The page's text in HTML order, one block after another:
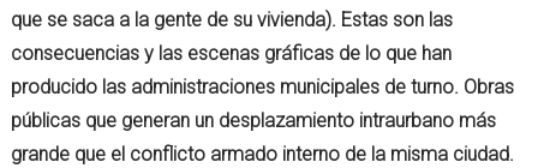
que se saca a la gente de su vivienda). Estas son las
consecuencias y las escenas gráficas de lo que han
producido las administraciones municipales de turno. Obras
públicas que generan un desplazamiento intraurbano más
grande que el conflicto armado interno de la misma ciudad.